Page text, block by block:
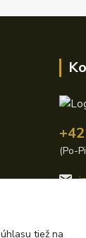
(Po-
tiež na